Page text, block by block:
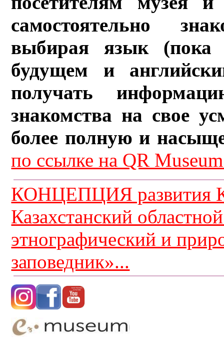
самостоятельно
выбирая язык (пока
будущем и
получать
знакомства на свое
более полную и
по ссылке на QR
КОНЦЕПЦИЯ развития
Казахстанский
этнографический и
заповедник»...